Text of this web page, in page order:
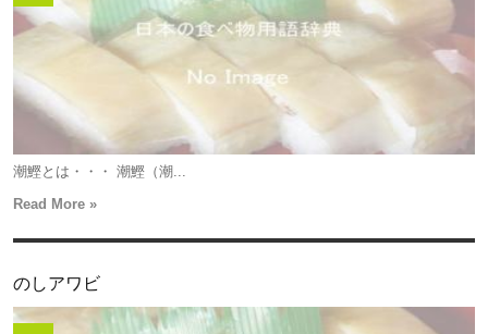
潮鰹とは・・・ 潮鰹（潮...
Read More »
のしアワビ